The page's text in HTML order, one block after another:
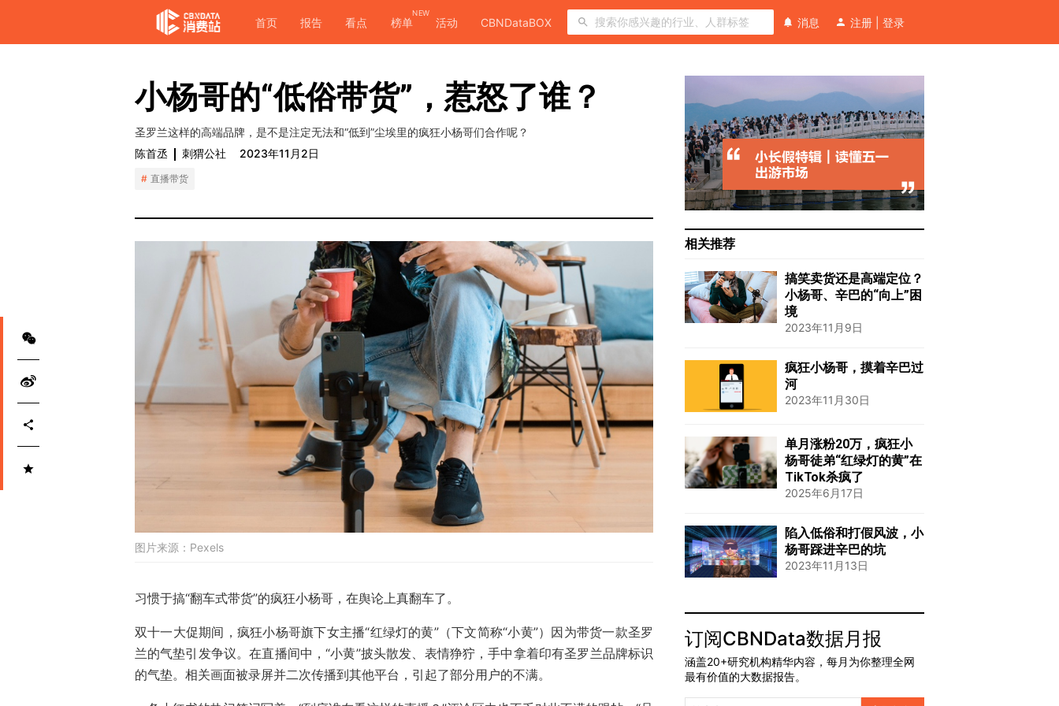
首页 报告 看点 榜单
NEW
活动 CBNDataBOX 消息 注册 登录
小杨哥的“低俗带货”，惹怒了谁？
圣罗兰这样的高端品牌，是不是注定无法和“低到”尘埃里的疯狂小杨哥们合作呢？
陈首丞
刺猬公社 2023年11月2日
直播带货
图片来源： Pexels
习惯于搞“翻车式带货”的疯狂小杨哥，在舆论上真翻车了。
双十一大促期间，疯狂小杨哥旗下女主播“红绿灯的黄”（下文简称“小黄”）因为带货一款圣罗
兰的气垫引发争议。在直播间中，“小黄”披头散发、表情狰狞，手中拿着印有圣罗兰品牌标识
的气垫。相关画面被录屏并二次传播到其他平台，引起了部分用户的不满。
相关推荐
搞笑卖货还是高端定位？
小杨哥、辛巴的“向上”困
境
2023年11月9日
疯狂小杨哥，摸着辛巴过
河
2023年11月30日
单月涨粉20万，疯狂小
杨哥徒弟“红绿灯的黄”在
TikTok杀疯了
2025年6月17日
陷入低俗和打假风波，小
杨哥踩进辛巴的坑
2023年11月13日
订阅CBNData数据月报
涵盖20+研究机构精华内容，每月为你整理全网
最有价值的大数据报告。